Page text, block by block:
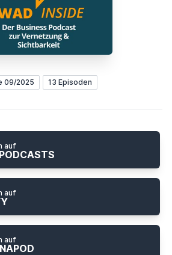
09/2025 13 Episoden
auf
auf
auf